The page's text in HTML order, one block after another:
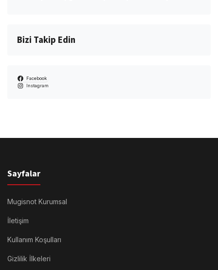
Bizi Takip Edin
Facebook
Instagram
Sayfalar
Mugisnot Kurumsal
İletişim
Kullanım Koşulları
Gizlilik İlkeleri